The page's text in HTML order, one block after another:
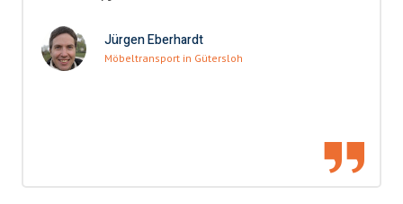
Jürgen Eberhardt
Möbeltransport in Gütersloh